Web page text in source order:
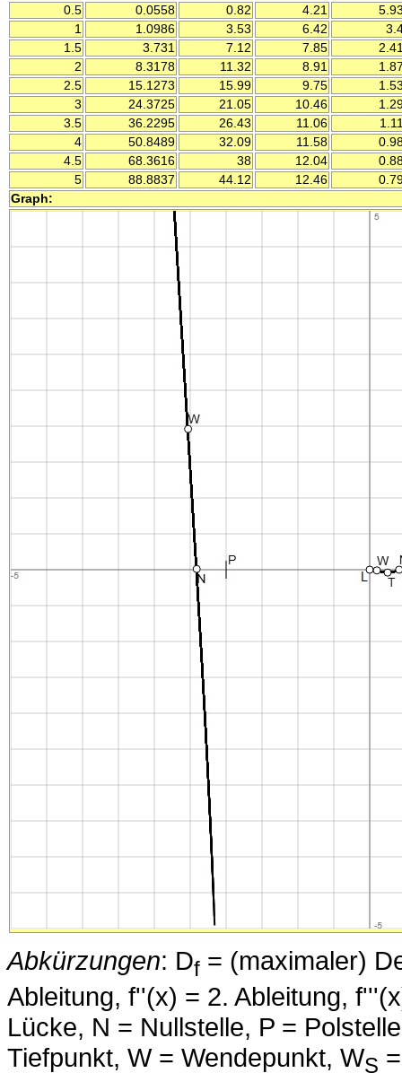
0.5
0.0558 0.82 4.21
1
1.0986 3.53 6.42
1.5
3.731 7.12 7.85
2
8.3178 11.32 8.91
2.5
15.1273 15.99 9.75
3
24.3725 21.05 10.46
3.5
36.2295 26.43 11.06
4
50.8489 32.09 11.58
4.5
68.3616 38 12.04
5
88.8837 44.12 12.46
Graph:
Abkürzungen: Df = (maximaler)
Ableitung, f''(x) = 2. Ableitung,
Lücke, N = Nullstelle, P =
Tiefpunkt, W = Wendepunkt, WS